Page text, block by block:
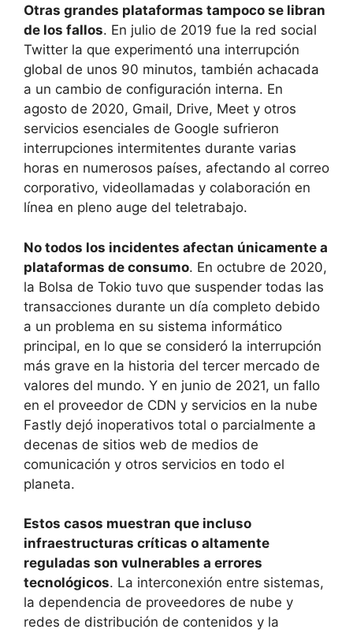
Otras grandes plataformas tampoco se libran
de los fallos. En julio de 2019 fue la red social
Twitter la que experimentó una interrupción
global de unos 90 minutos, también achacada
a un cambio de configuración interna. En
agosto de 2020, Gmail, Drive, Meet y otros
servicios esenciales de Google sufrieron
interrupciones intermitentes durante varias
horas en numerosos países, afectando al correo
corporativo, videollamadas y colaboración en
línea en pleno auge del teletrabajo.
No todos los incidentes afectan únicamente a
plataformas de consumo. En octubre de 2020,
la Bolsa de Tokio tuvo que suspender todas las
transacciones durante un día completo debido
a un problema en su sistema informático
principal, en lo que se consideró la interrupción
más grave en la historia del tercer mercado de
valores del mundo. Y en junio de 2021, un fallo
en el proveedor de CDN y servicios en la nube
Fastly dejó inoperativos total o parcialmente a
decenas de sitios web de medios de
comunicación y otros servicios en todo el
planeta.
Estos casos muestran que incluso
infraestructuras críticas o altamente
reguladas son vulnerables a errores
tecnológicos. La interconexión entre sistemas,
la dependencia de proveedores de nube y
redes de distribución de contenidos y la